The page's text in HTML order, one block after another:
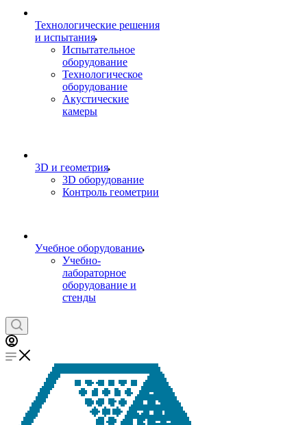
Технологические решения
и испытания
Испытательное
оборудование
Технологическое
оборудование
Акустические
камеры
3D и геометрия
3D оборудование
Контроль геометрии
Учебное оборудование
Учебно-
лабораторное
оборудование и
стенды